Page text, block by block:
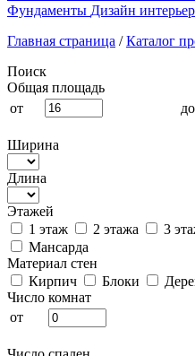
Фундаменты Дизайн
Главная страница / Каталог
Поиск
Общая площадь
от
до
Ширина
Длина
Этажей
1 этаж
2 этажа
3
Мансарда
Материал стен
Кирпич
Блоки
Число комнат
от